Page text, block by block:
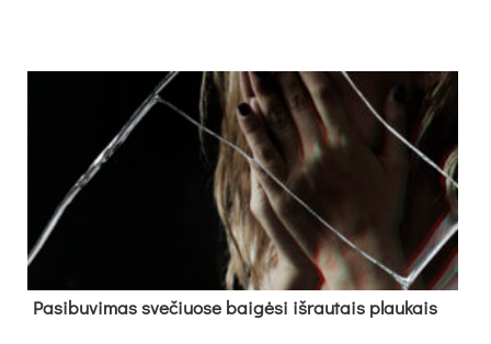
Pa­si­bu­vi­mas sve­čiuo­se bai­gė­si iš­rau­tais plau­kais